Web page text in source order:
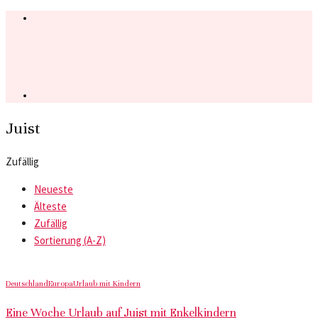
Juist
Zufällig
Neueste
Älteste
Zufällig
Sortierung (A-Z)
DeutschlandEuropaUrlaub mit Kindern
Eine Woche Urlaub auf Juist mit Enkelkindern